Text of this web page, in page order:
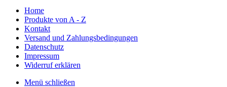
Home
Produkte von A - Z
Kontakt
Versand und Zahlungsbedingungen
Datenschutz
Impressum
Widerruf erklären
Menü schließen